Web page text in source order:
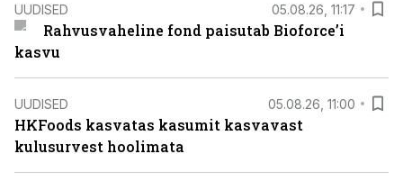
UUDISED 05.08.26, 11:17
Rahvusvaheline fond paisutab Bioforce’i
kasvu
UUDISED 05.08.26, 11:00
HKFoods kasvatas kasumit kasvavast
kulusurvest hoolimata